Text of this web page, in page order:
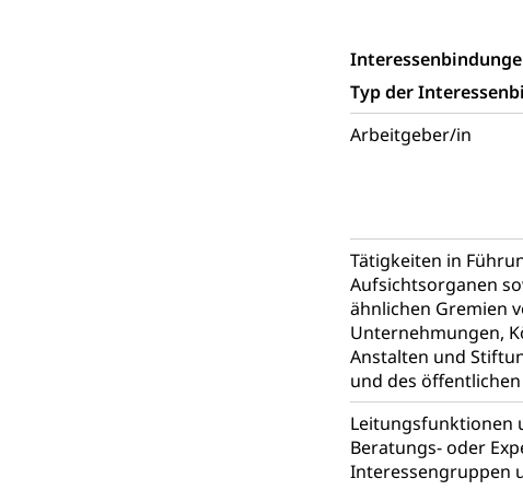
Typ der
Arbeitgeber/in
Tätigkeiten in
Aufsichtsorganen
ähnlichen Gremien
Unternehmungen,
Anstalten und
und des öffentlichen
Leitungsfunktionen
Beratungs- oder
Interessengruppen
Gleichstellung
Diskriminierung,
Gleichstellung
Betreibung und
Bankrott, Schulden,
Schulden
Demokratie
Regierungsform,
Volksrechte
Kantonale
Finanzausgleich,